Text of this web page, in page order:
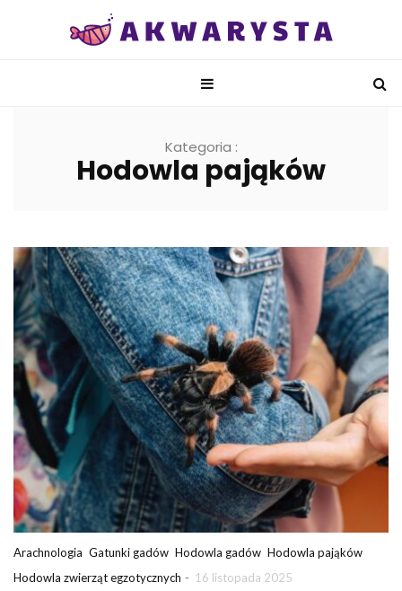
Kategoria :
Hodowla pająków
Arachnologia Gatunki gadów Hodowla gadów Hodowla pająków
Hodowla zwierząt egzotycznych - 16 listopada 2025